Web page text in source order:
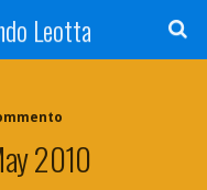
Leotta
2010